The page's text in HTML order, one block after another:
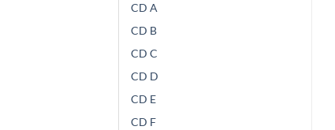
CD A
CD B
CD C
CD D
CD E
CD F